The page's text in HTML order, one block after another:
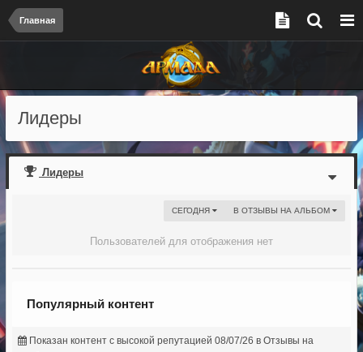
Главная
Лидеры
Лидеры
В ОТЗЫВЫ НА АЛЬБОМ
СЕГОДНЯ
Пользователей для отображения нет
Популярный контент
Показан контент с высокой репутацией 08/07/26 в Отзывы на